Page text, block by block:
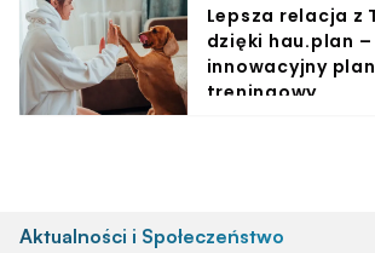
Lepsza relacja z
dzięki hau.plan
innowacyjny
treningowy
Aktualności i Społeczeństwo